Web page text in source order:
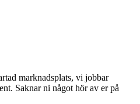
marknadsplats, vi jobbar
Saknar ni något hör av er på